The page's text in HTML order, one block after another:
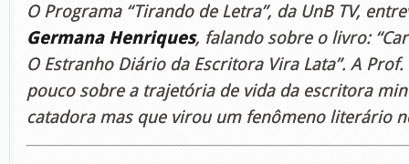
O Programa “Tirando de Letra”, da UnB TV,
Germana Henriques, falando sobre o livro:
O Estranho Diário da Escritora Vira Lata”. A
pouco sobre a trajetória de vida da escritora
catadora mas que virou um fenômeno literário